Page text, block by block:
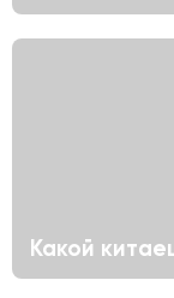
Какой